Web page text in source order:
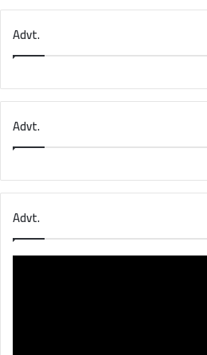
Advt.
Advt.
Advt.